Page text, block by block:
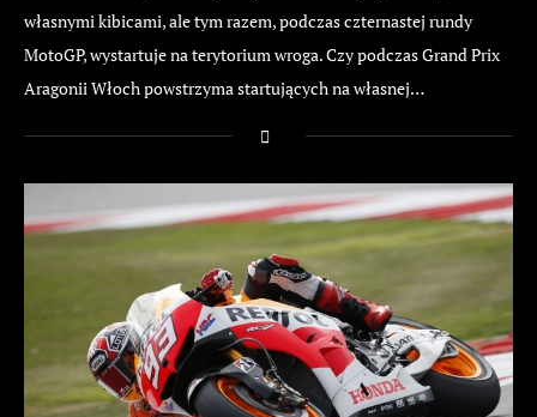
własnymi kibicami, ale tym razem, podczas czternastej rundy
MotoGP, wystartuje na terytorium wroga. Czy podczas Grand Prix
Aragonii Włoch powstrzyma startujących na własnej…